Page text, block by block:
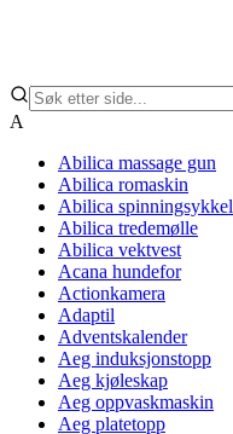
A
Abilica massage gun
Abilica romaskin
Abilica spinningsykkel
Abilica tredemølle
Abilica vektvest
Acana hundefor
Actionkamera
Adaptil
Adventskalender
Aeg induksjonstopp
Aeg kjøleskap
Aeg oppvaskmaskin
Aeg platetopp